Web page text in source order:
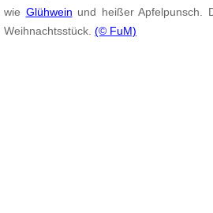
wie Glühwein und heißer Apfelpunsch.
Weihnachtsstück. (© FuM)